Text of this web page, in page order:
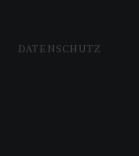
DATENSCHUTZ